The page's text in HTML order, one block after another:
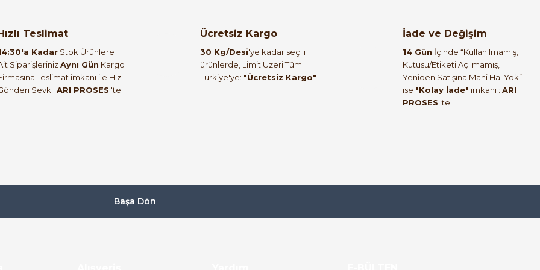
Teslimat
Kadar Stok Ürünlere
SiparişlerinizAynı Gün Kargo
Teslimat imkanı ile Hızlı
Sevki: ARI PROSES 'te.
Ücretsiz Kargo
30 Kg/Desi'ye kadar seçili
ürünlerde, Limit Üzeri Tüm
Türkiye'ye: "Ücretsiz Kargo"
İade ve Değişim
14 Gün İçinde “Kullanılmamış,
Kutusu/Etiketi Açılmamış,
Yeniden Satışına Mani Hal Yok”
ise "Kolay İade" imkanı : ARI
PROSES 'te.
Başa Dön